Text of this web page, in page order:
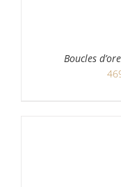
Boucles